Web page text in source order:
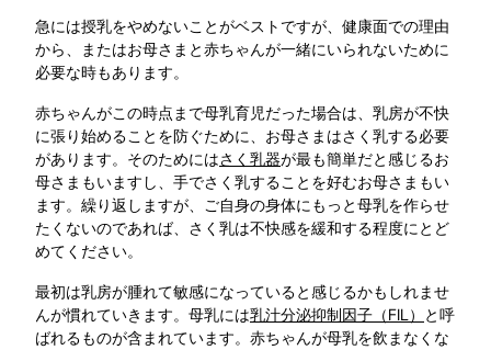
急には授乳をやめないことがベストですが、健康面での理由
から、またはお母さまと赤ちゃんが一緒にいられないために
必要な時もあります。
赤ちゃんがこの時点まで母乳育児だった場合は、乳房が不快
に張り始めることを防ぐために、お母さまはさく乳する必要
があります。そのためにはさく乳器が最も簡単だと感じるお
母さまもいますし、手でさく乳することを好むお母さまもい
ます。繰り返しますが、ご自身の身体にもっと母乳を作らせ
たくないのであれば、さく乳は不快感を緩和する程度にとど
めてください。
最初は乳房が腫れて敏感になっていると感じるかもしれませ
んが慣れていきます。母乳には乳汁分泌抑制因子（FIL）
と呼
ばれるものが含まれています。赤ちゃんが母乳を飲まなくな